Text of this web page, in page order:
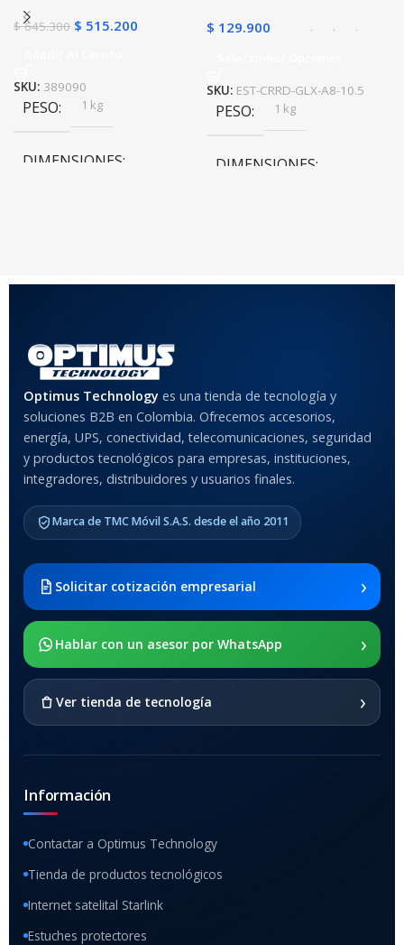
$645.300 $ 515.200
SKU: 389090
PESO 1 kg
DIMENSIONES
$ 129.900
SKU: EST-CRRD-GLX-A8-10.5
PESO 1 kg
DIMENSIONES
Anti-Shock
MODELO DE TABLETS
COMPATIBLES
Samsung Galaxy Tab A8 10.5
2021 SM-x200 / Samsung
x205
SOPORTE DE APOYO
Optimus Technology es una tienda de tecnología y
soluciones B2B en Colombia. Ofrecemos accesorios,
energía, UPS, conectividad, telecomunicaciones, seguridad
y productos tecnológicos para empresas, instituciones,
integradores, distribuidores y usuarios finales.
Marca de TMC Móvil S.A.S. desde el año 2011
Solicitar cotización empresarial ›
Hablar con un asesor por WhatsApp ›
Ver tienda de tecnología ›
Información
Contactar a Optimus Technology
Tienda de productos tecnológicos
Internet satelital Starlink
Estuches protectores